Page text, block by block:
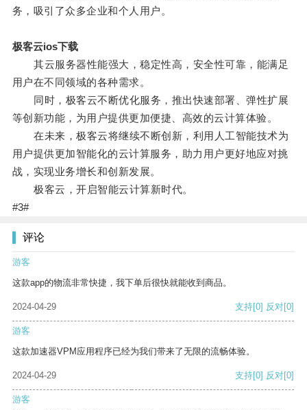
务，吸引了众多企业和个人用户。
极客云ios下载
其云服务器性能强大，稳定性高，安全性可靠，能满足
用户在不同领域的各种需求。
同时，极客云不断优化服务，推出快速部署、弹性扩展
等创新功能，为用户提供更加便捷、高效的云计算体验。
在未来，极客云将继续不断创新，利用人工智能技术为
用户提供更加智能化的云计算服务，助力用户更好地应对挑
战，实现业务增长和创新发展。
极客云，开启智能云计算新时代。
#3#
评论
游客
这款app的物流非常快捷，我下单后很快就能收到商品。
2024-04-29 支持[0] 反对[0]
游客
这款加速器VPM应用程序已经为我们带来了无限的流畅体验。
2024-04-29 支持[0] 反对[0]
游客